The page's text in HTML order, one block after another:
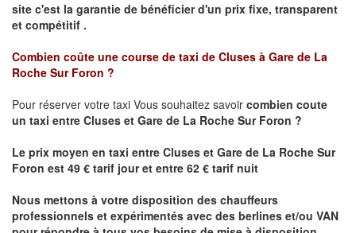
site c'est la garantie de bénéficier d'un prix fixe, transparent
et compétitif .
Combien coûte une course de taxi de Cluses à Gare de La
Roche Sur Foron ?
Pour réserver votre taxi Vous souhaitez savoir combien coute
un taxi entre Cluses et Gare de La Roche Sur Foron ?
Le prix moyen en taxi entre Cluses et Gare de La Roche Sur
Foron est 49 € tarif jour et entre 62 € tarif nuit
Nous mettons à votre disposition des chauffeurs
professionnels et expérimentés avec des berlines et/ou VAN